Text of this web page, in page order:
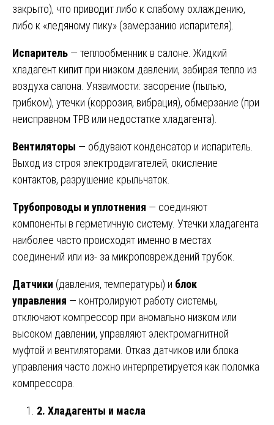
закрыто), что приводит либо к слабому охлаждению,
либо к «ледяному пику» (замерзанию испарителя).
Испаритель — теплообменник в салоне. Жидкий
хладагент кипит при низком давлении, забирая тепло из
воздуха салона. Уязвимости: засорение (пылью,
грибком), утечки (коррозия, вибрация), обмерзание (при
неисправном ТРВ или недостатке хладагента).
Вентиляторы — обдувают конденсатор и испаритель.
Выход из строя электродвигателей, окисление
контактов, разрушение крыльчаток.
Трубопроводы и уплотнения — соединяют
компоненты в герметичную систему. Утечки хладагента
наиболее часто происходят именно в местах
соединений или из- за микроповреждений трубок.
Датчики (давления, температуры) и блок
управления — контролируют работу системы,
отключают компрессор при аномально низком или
высоком давлении, управляют электромагнитной
муфтой и вентиляторами. Отказ датчиков или блока
управления часто ложно интерпретируется как поломка
компрессора.
2. Хладагенты и масла